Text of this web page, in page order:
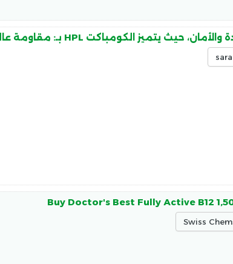
Buy Doctor's Best Fully Active B12